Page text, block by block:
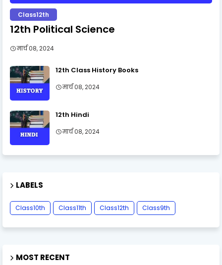
Class12th
12th Political Science
मार्च 08, 2024
12th Class History Books
मार्च 08, 2024
12th Hindi
मार्च 08, 2024
LABELS
Class10th Class11th Class12th Class9th
MOST RECENT